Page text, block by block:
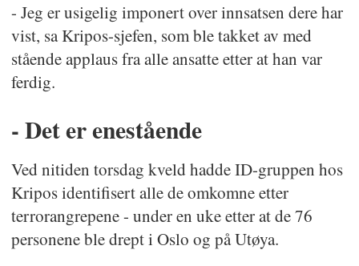
- Jeg er usigelig imponert over innsatsen dere har
vist, sa Kripos-sjefen, som ble takket av med
stående applaus fra alle ansatte etter at han var
ferdig.
- Det er enestående
Ved nitiden torsdag kveld hadde ID-gruppen hos
Kripos identifisert alle de omkomne etter
terrorangrepene - under en uke etter at de 76
personene ble drept i Oslo og på Utøya.